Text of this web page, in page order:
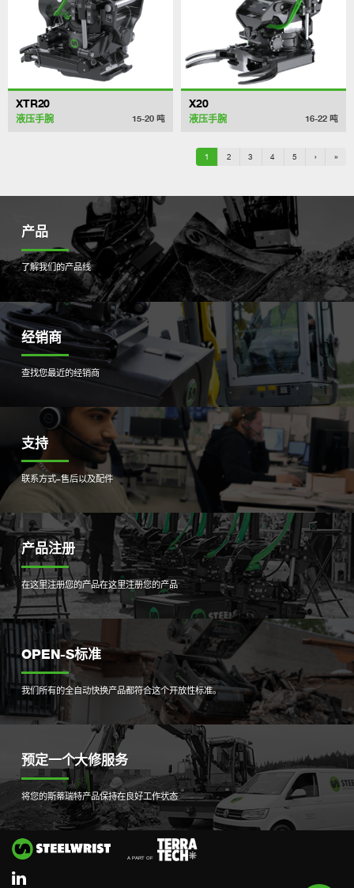
XTR20
液压手腕 15-20 吨
X20
液压手腕 16-22 吨
1 2 3 4 5 › »
产品
了解我们的产品线
经销商
查找您最近的经销商
支持
联系方式–售后以及配件
产品注册
在这里注册您的产品在这里注册您的产品
OPEN-S标准
我们所有的全自动快换产品都符合这个开放性标准。
预定一个大修服务
将您的斯蒂瑞特产品保持在良好工作状态